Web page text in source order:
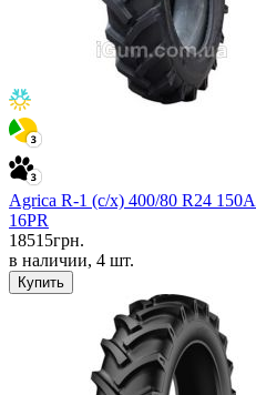
Agrica R-1 (с/х) 400/80 R24
16PR
18515грн.
в наличии, 4 шт.
Купить